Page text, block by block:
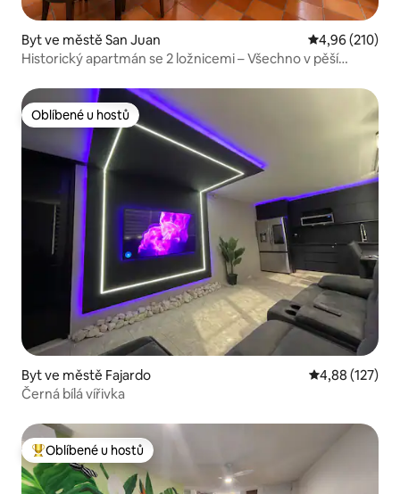
Byt ve městě San Juan Průměrné
4,96 (210)
Historický apartmán se 2 ložnicemi – Všechno v pěší
Oblíbené u hostů
Oblíbené u hostů
Byt ve městě Fajardo Průměrné
4,88 (127)
Černá bílá vířivka
Nejlepší v kategorii Oblíbené u hostů
Oblíbené u hostů